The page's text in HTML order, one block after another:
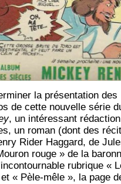
la présentation des
de cette nouvelle série
, un intéressant
un roman (dont des
Rider Haggard, de
rouge » de la
rubrique «
« Pèle-mêle », la page